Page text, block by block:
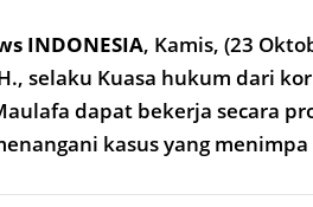
INDONESIA, Kamis, (23 Okto
selaku Kuasa hukum dari
dapat bekerja secara
kasus yang